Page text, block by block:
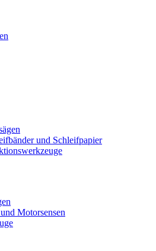
und Schleifpapier
Motorsensen